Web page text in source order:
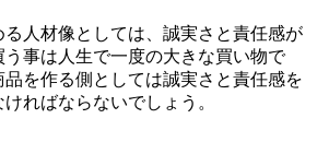
人材像としては、誠実さと責任感が
う事は人生で一度の大きな買い物で
を作る側としては誠実さと責任感を
ればならないでしょう。